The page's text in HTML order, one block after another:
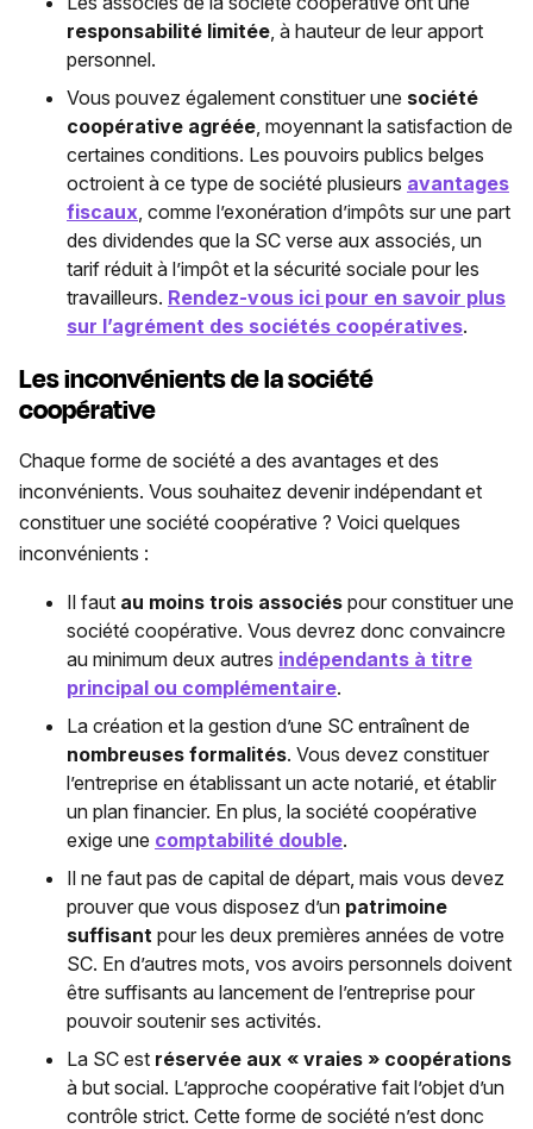
responsabilité limitée , à hauteur de leur apport
personnel.
Vous pouvez également constituer une société
coopérative agréée , moyennant la satisfaction de
certaines conditions. Les pouvoirs publics belges
octroient à ce type de société plusieurs avantages
fiscaux , comme l’exonération d’impôts sur une part
des dividendes que la SC verse aux associés, un
tarif réduit à l’impôt et la sécurité sociale pour les
travailleurs. Rendez-vous ici pour en savoir plus
sur l’agrément des sociétés coopératives.
Les inconvénients de la société
coopérative
Chaque forme de société a des avantages et des
inconvénients. Vous souhaitez devenir indépendant et
constituer une société coopérative ? Voici quelques
inconvénients :
Il faut au moins trois associés pour constituer une
société coopérative. Vous devrez donc convaincre
au minimum deux autres indépendants à titre
principal ou complémentaire.
La création et la gestion d’une SC entraînent de
nombreuses formalités. Vous devez constituer
l’entreprise en établissant un acte notarié, et établir
un plan financier. En plus, la société coopérative
exige une comptabilité double.
Il ne faut pas de capital de départ, mais vous devez
prouver que vous disposez d’un patrimoine
suffisant pour les deux premières années de votre
SC. En d’autres mots, vos avoirs personnels doivent
être suffisants au lancement de l’entreprise pour
pouvoir soutenir ses activités.
La SC est réservée aux « vraies » coopérations
à but social. L’approche coopérative fait l’objet d’un
contrôle strict. Cette forme de société n’est donc